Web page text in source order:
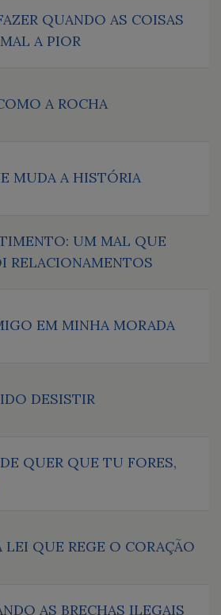
QUANDO AS COISAS
A PIOR
A ROCHA
MUDA A HISTÓRIA
UM MAL QUE
RELACIONAMENTOS
EM MINHA MORADA
DESISTIR
QUER QUE TU FORES,
LEI QUE REGE O CORAÇÃO
AS BRECHAS ILEGAIS